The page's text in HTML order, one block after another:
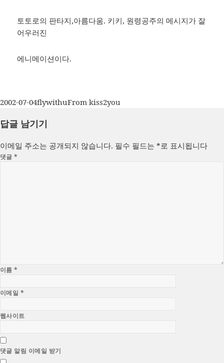
토토로의 판타지,아름다움. 키키, 원령공주의 메시지가 잘
어우러진
에니메이션이다.
작
일
2002-07-04글
이
flywithu카
From kiss2you
답글 남기기
이메일 주소는 공개되지 않습니다. 필수 필드는 *로 표시됩니다
댓글*
이름*
이메일 *
웹사이트
댓글 알림 이메일 받기